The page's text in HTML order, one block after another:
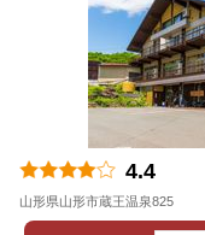
4.4
山形県山形市蔵王温泉825